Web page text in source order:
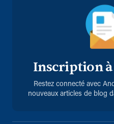
Inscription
Restez connecté avec
nouveaux articles de blog